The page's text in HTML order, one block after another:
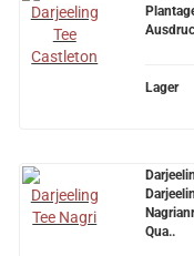
Lager
Qua..